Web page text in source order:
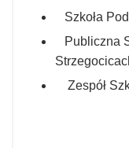
Szkoła
Publiczna
Zespół